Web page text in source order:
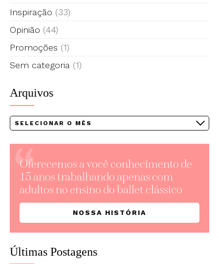
Inspiração (33)
Opinião (44)
Promoções (1)
Sem categoria (1)
Arquivos
Arquivos
Oferecemos a você conhecimento de
15 anos trabalhando apenas com
adultos no ensino do ballet clássico
NOSSA HISTÓRIA
Últimas Postagens